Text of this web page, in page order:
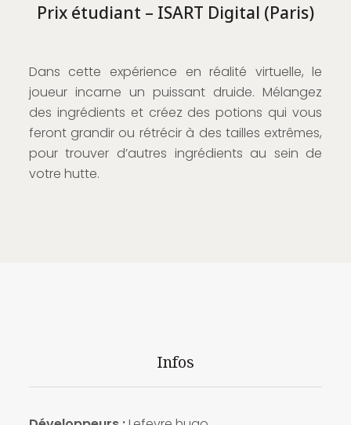
Prix étudiant – ISART Digital (Paris)
Dans cette expérience en réalité virtuelle, le
joueur incarne un puissant druide. Mélangez
des ingrédients et créez des potions qui vous
feront grandir ou rétrécir à des tailles extrêmes,
pour trouver d’autres ingrédients au sein de
votre hutte.
Infos